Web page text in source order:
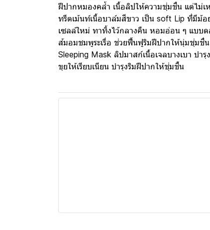
ฝีปากหมองคล้ำ เนื้อลิปให้ความชุ่มชื่น แต่ไม่
ทรีตเม้นท์เนื้อบาล์มสีขาว เป็น soft Lip ที่มีม้
เซลล์ใหม่ ทาทิ้งไว้กลางคืน หอมอ่อน ๆ แบบ
ส้มอมชมพูระเรื่อ ช่วยฟื้นฟูริมฝีปากให้นุ่มชุ่มชื่
Sleeping Mask ลิปมาสก์เนื้อเจลบางเบา บ
ขุยให้เรียบเนียน บำรุงริมฝีปากให้ชุ่มชื้น